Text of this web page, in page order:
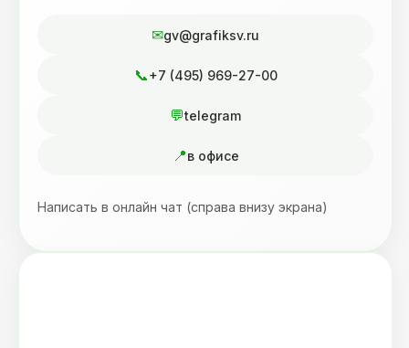
gv@grafiksv.ru
+7 (495) 969-27-00
telegram
в офисе
Написать в онлайн чат (справа внизу экрана)